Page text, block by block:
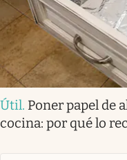
Útil. Poner papel de
cocina: por qué lo